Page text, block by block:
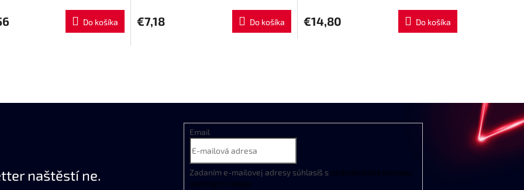
Do košíka €7,18 Do košíka €14,80 Do košíka
naštěstí ne.
Email
Zadaním e-mailovej adresy súhlasíš s podmienkami ochrany
osobných údajov